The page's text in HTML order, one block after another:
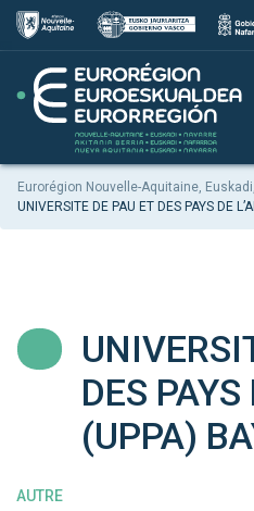
Eurorégion Nouvelle-Aquitaine,
UNIVERSITE DE PAU ET DES PAYS DE
DES PAYS
(UPPA)
AUTRE